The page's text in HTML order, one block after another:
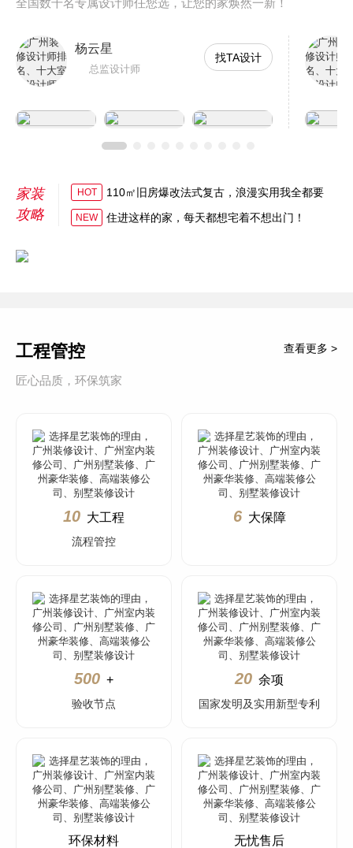
全国数千名专属设计师任您选，让您的家焕然一新！
杨云星
总监设计师
找TA设计
家装
攻略
HOT 110㎡旧房爆改法式复古，浪漫实用我全都要
NEW 住进这样的家，每天都想宅着不想出门！
工程管控
匠心品质，环保筑家
查看更多 >
10 大工程
流程管控
6 大保障
500 +
验收节点
20 余项
国家发明及实用新型专利
环保材料 无忧售后